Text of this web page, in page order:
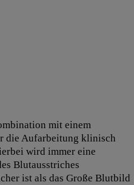
mit einem
die Aufarbeitung klinisch
wird immer eine
Blutausstriches
ist als das Große Blutbild